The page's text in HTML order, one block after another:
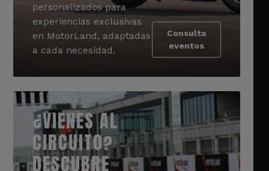
personalizados para
experiencias exclusivas
en MotorLand, adaptadas
a cada necesidad.
Consulta
eventos
¿VIENES AL
CIRCUITO?
DESCUBRE